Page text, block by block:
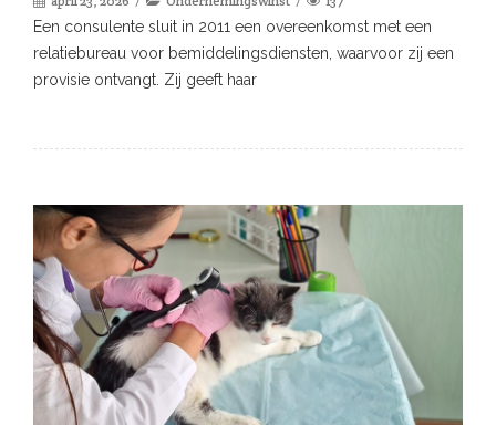
Een consulente sluit in 2011 een overeenkomst met een
relatiebureau voor bemiddelingsdiensten, waarvoor zij een
provisie ontvangt. Zij geeft haar